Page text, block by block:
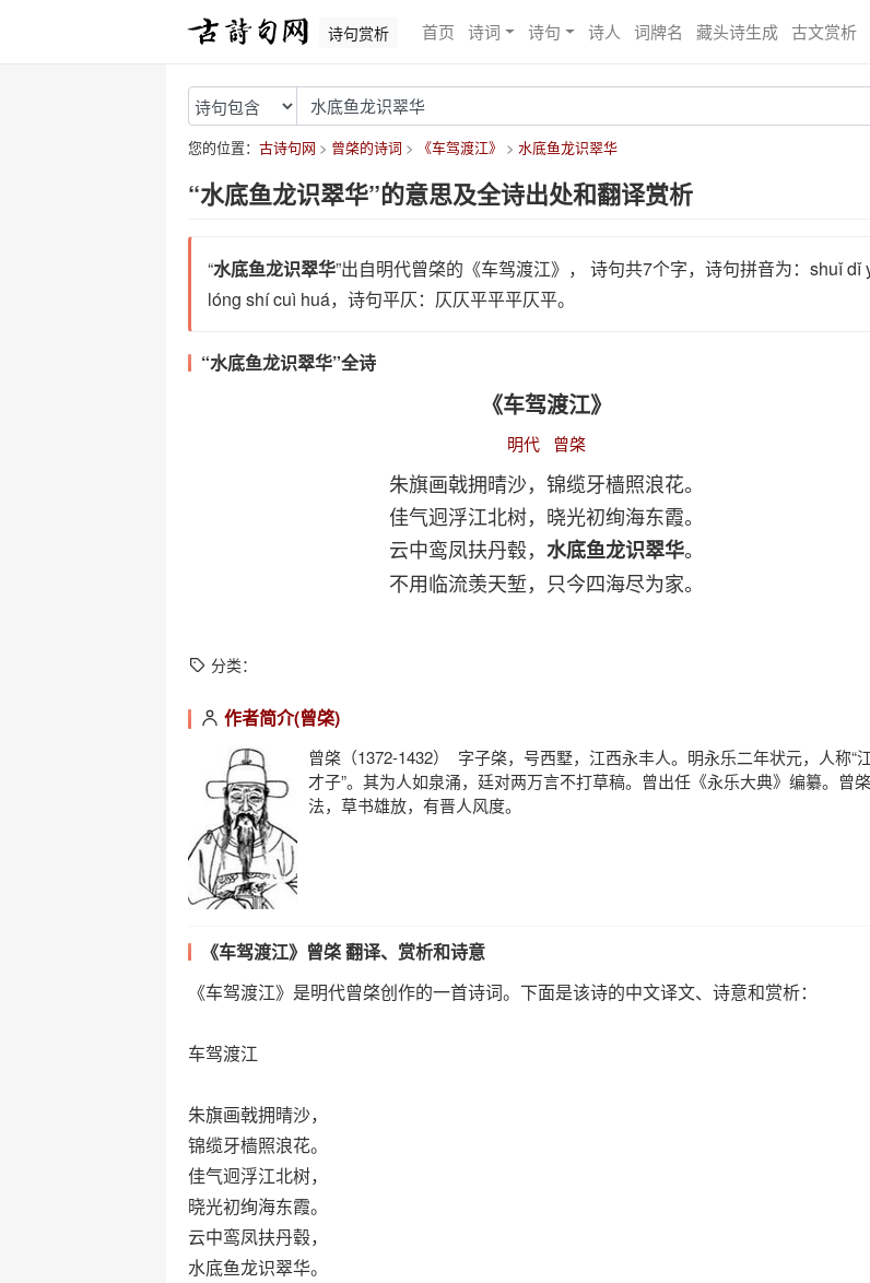
诗句赏析 首页 诗词 诗句 诗人 词牌名 藏头诗生成 古文赏析
您的位置： 古诗句网 曾棨的诗词 《车驾渡江》 水底鱼龙识翠华
“水底鱼龙识翠华”的意思及全诗出处和翻译赏析
“水底鱼龙识翠华”出自明代曾棨的《车驾渡江》， 诗句共7个字，诗句拼音为：shuǐ dǐ
lóng shí cuì huá，诗句平仄：仄仄平平平仄平。
“水底鱼龙识翠华”全诗
《车驾渡江》
明代 曾棨
朱旗画戟拥晴沙，锦缆牙樯照浪花。
佳气迥浮江北树，晓光初绚海东霞。
云中鸾凤扶丹毂，水底鱼龙识翠华。
不用临流羡天堑，只今四海尽为家。
分类：
作者简介(曾棨)
曾棨（1372-1432） 字子棨，号西墅，江西永丰人。明永乐二年状元，人称“
才子”。其为人如泉涌，廷对两万言不打草稿。曾出任《永乐大典》编纂。曾
法，草书雄放，有晋人风度。
《车驾渡江》曾棨 翻译、赏析和诗意
《车驾渡江》是明代曾棨创作的一首诗词。下面是该诗的中文译文、诗意和赏析：
车驾渡江
朱旗画戟拥晴沙，
锦缆牙樯照浪花。
佳气迥浮江北树，
晓光初绚海东霞。
云中鸾凤扶丹毂，
水底鱼龙识翠华。